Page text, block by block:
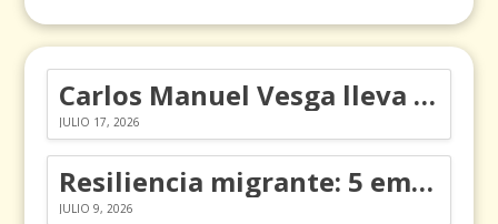
Carlos Manuel Vesga lleva el nombre de Colombia a los Emmy
JULIO 17, 2026
Resiliencia migrante: 5 emociones y cómo gestionarlas
JULIO 9, 2026